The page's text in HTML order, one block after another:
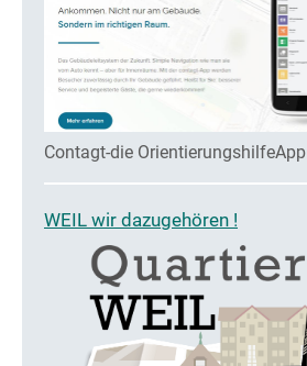
Contagt-die OrientierungshilfeApp
WEIL wir dazugehören !